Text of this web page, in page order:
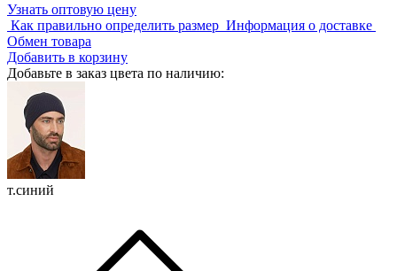
Узнать оптовую цену
Как правильно определить размер Информация о доставке
Обмен товара
Добавить в корзину
Добавьте в заказ цвета по наличию:
т.синий